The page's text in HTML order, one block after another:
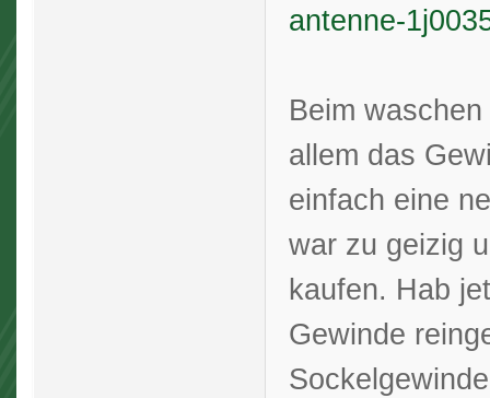
antenne-
Beim
allem das
einfach eine
war zu geizig
kaufen. Hab
Gewinde